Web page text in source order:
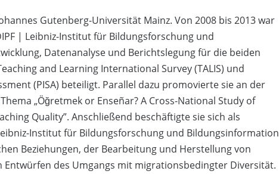
Gutenberg-Universität Mainz. Von 2008 bis 2013 war
| Leibniz-Institut für Bildungsforschung und
Datenanalyse und Berichtslegung für die beiden
and Learning International Survey (TALIS) und
(PISA) beteiligt. Parallel dazu promovierte sie an der
„Öğretmek or Enseñar? A Cross-National Study of
Quality”. Anschließend beschäftigte sie sich als
Institut für Bildungsforschung und Bildungsinformation
Beziehungen, der Bearbeitung und Herstellung von
des Umgangs mit migrationsbedingter Diversität.